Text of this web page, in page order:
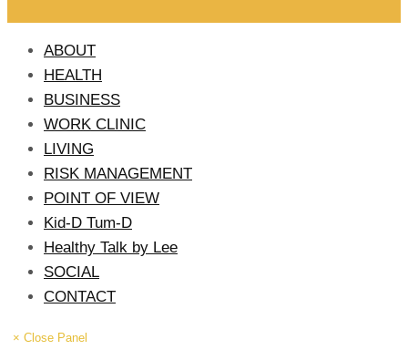
ABOUT
HEALTH
BUSINESS
WORK CLINIC
LIVING
RISK MANAGEMENT
POINT OF VIEW
Kid-D Tum-D
Healthy Talk by Lee
SOCIAL
CONTACT
× Close Panel